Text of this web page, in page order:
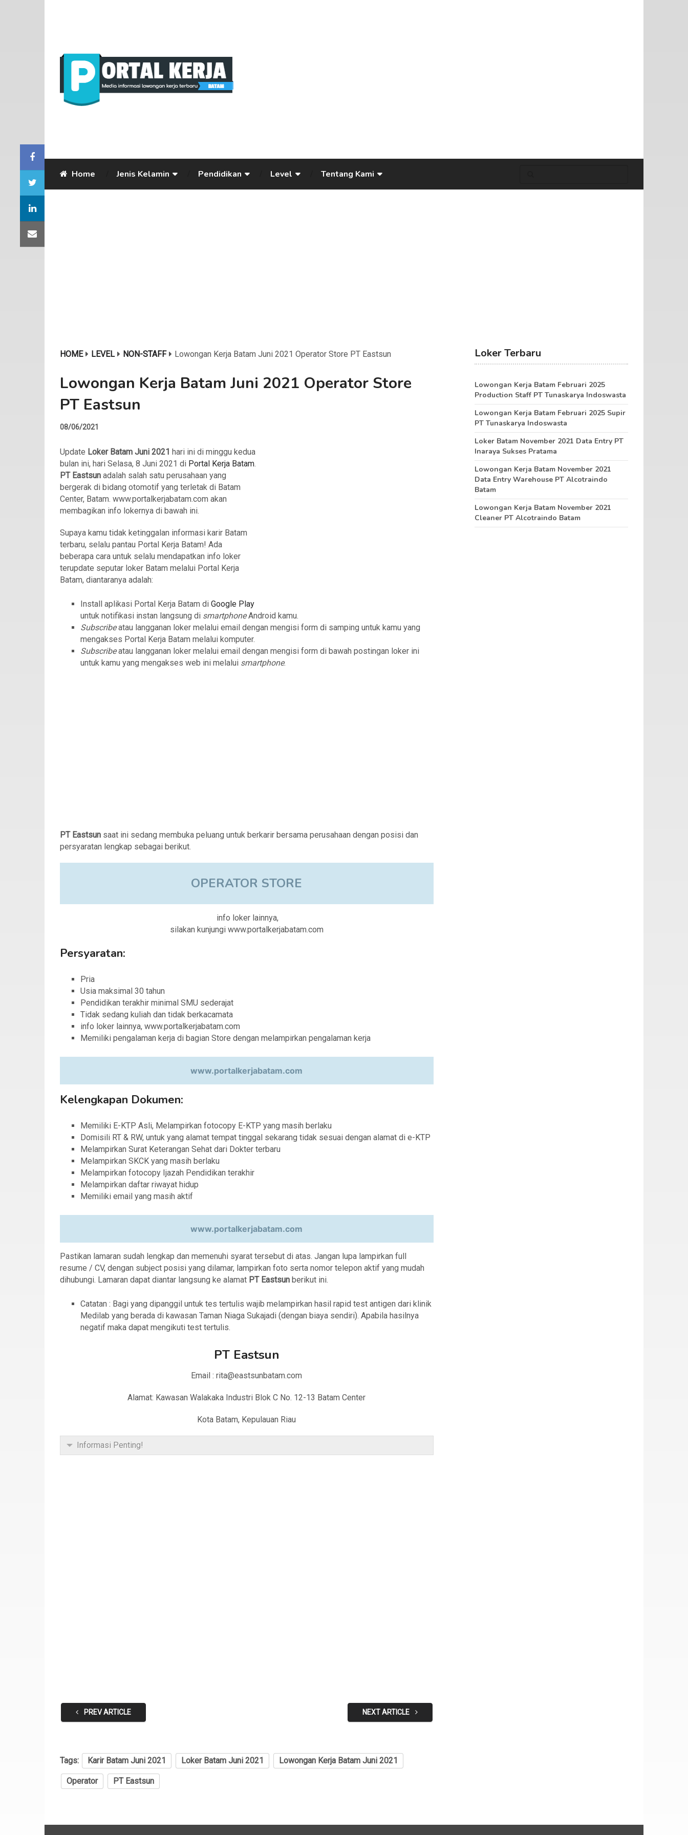
Home Jenis Kelamin Pendidikan Level Tentang Kami
HOME LEVEL NON-STAFF Lowongan Kerja Batam Juni 2021 Operator Store PT Eastsun
Lowongan Kerja Batam Juni 2021 Operator Store
PT Eastsun
08/06/2021
Update Loker Batam Juni 2021 hari ini di minggu kedua
bulan ini, hari Selasa, 8 Juni 2021 di Portal Kerja Batam.
PT Eastsun adalah salah satu perusahaan yang
bergerak di bidang otomotif yang terletak di Batam
Center, Batam. www.portalkerjabatam.com akan
membagikan info lokernya di bawah ini.
Supaya kamu tidak ketinggalan informasi karir Batam
terbaru, selalu pantau Portal Kerja Batam! Ada
beberapa cara untuk selalu mendapatkan info loker
terupdate seputar loker Batam melalui Portal Kerja
Batam, diantaranya adalah:
Install aplikasi Portal Kerja Batam di Google Play
untuk notifikasi instan langsung di smartphoneAndroid kamu.
Subscribeatau langganan loker melalui email dengan mengisi form di samping untuk kamu yang
mengakses Portal Kerja Batam melalui komputer.
Subscribeatau langganan loker melalui email dengan mengisi form di bawah postingan loker ini
untuk kamu yang mengakses web ini melalui smartphone.
PT Eastsun saat ini sedang membuka peluang untuk berkarir bersama perusahaan dengan posisi dan
persyaratan lengkap sebagai berikut.
OPERATOR STORE
info loker lainnya,
silakan kunjungi www.portalkerjabatam.com
Persyaratan:
Pria
Usia maksimal 30 tahun
Pendidikan terakhir minimal SMU sederajat
Tidak sedang kuliah dan tidak berkacamata
info loker lainnya, www.portalkerjabatam.com
Memiliki pengalaman kerja di bagian Store dengan melampirkan pengalaman kerja
www.portalkerjabatam.com
Kelengkapan Dokumen:
Memiliki E-KTP Asli, Melampirkan fotocopy E-KTP yang masih berlaku
Domisili RT & RW, untuk yang alamat tempat tinggal sekarang tidak sesuai dengan alamat di e-KTP
Melampirkan Surat Keterangan Sehat dari Dokter terbaru
Melampirkan SKCK yang masih berlaku
Melampirkan fotocopy Ijazah Pendidikan terakhir
Melampirkan daftar riwayat hidup
Memiliki email yang masih aktif
www.portalkerjabatam.com
Pastikan lamaran sudah lengkap dan memenuhi syarat tersebut di atas. Jangan lupa lampirkan full
resume / CV, dengan subject posisi yang dilamar, lampirkan foto serta nomor telepon aktif yang mudah
dihubungi. Lamaran dapat diantar langsung ke alamat PT Eastsun berikut ini.
Catatan : Bagi yang dipanggil untuk tes tertulis wajib melampirkan hasil rapid test antigen dari klinik
Medilab yang berada di kawasan Taman Niaga Sukajadi (dengan biaya sendiri). Apabila hasilnya
negatif maka dapat mengikuti test tertulis.
PT Eastsun
Email : rita@eastsunbatam.com
Alamat: Kawasan Walakaka Industri Blok C No. 12-13 Batam Center
Kota Batam, Kepulauan Riau
Informasi Penting!
PREV ARTICLE NEXT ARTICLE
Tags: Karir Batam Juni 2021 Loker Batam Juni 2021 Lowongan Kerja Batam Juni 2021
Operator PT Eastsun
Loker Terbaru
Lowongan Kerja Batam Februari 2025
Production Staff PT Tunaskarya Indoswasta
Lowongan Kerja Batam Februari 2025 Supir
PT Tunaskarya Indoswasta
Loker Batam November 2021 Data Entry PT
Inaraya Sukses Pratama
Lowongan Kerja Batam November 2021
Data Entry Warehouse PT Alcotraindo
Batam
Lowongan Kerja Batam November 2021
Cleaner PT Alcotraindo Batam